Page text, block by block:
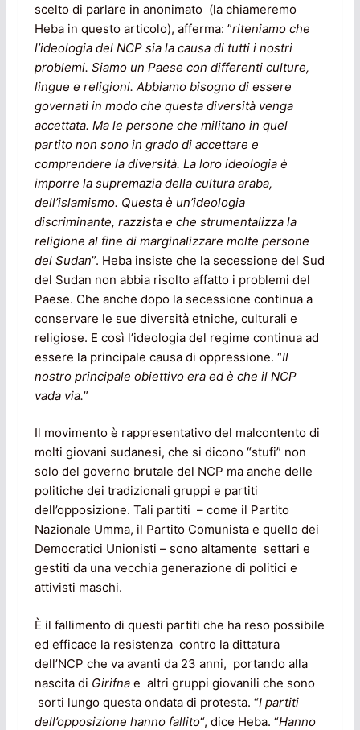
scelto di parlare in anonimato (la chiameremo
Heba in questo articolo), afferma: ”riteniamo che
l’ideologia del NCP sia la causa di tutti i nostri
problemi. Siamo un Paese con differenti culture,
lingue e religioni. Abbiamo bisogno di essere
governati in modo che questa diversità venga
accettata. Ma le persone che militano in quel
partito non sono in grado di accettare e
comprendere la diversità. La loro ideologia è
imporre la supremazia della cultura araba,
dell’islamismo. Questa è un’ideologia
discriminante, razzista e che strumentalizza la
religione al fine di marginalizzare molte persone
del Sudan”. Heba insiste che la secessione del Sud
del Sudan non abbia risolto affatto i problemi del
Paese. Che anche dopo la secessione continua a
conservare le sue diversità etniche, culturali e
religiose. E così l’ideologia del regime continua ad
essere la principale causa di oppressione. “Il
nostro principale obiettivo era ed è che il NCP
vada via.”
Il movimento è rappresentativo del malcontento di
molti giovani sudanesi, che si dicono “stufi” non
solo del governo brutale del NCP ma anche delle
politiche dei tradizionali gruppi e partiti
dell’opposizione. Tali partiti – come il Partito
Nazionale Umma, il Partito Comunista e quello dei
Democratici Unionisti – sono altamente settari e
gestiti da una vecchia generazione di politici e
attivisti maschi.
È il fallimento di questi partiti che ha reso possibile
ed efficace la resistenza contro la dittatura
dell’NCP che va avanti da 23 anni, portando alla
nascita di Girifnae altri gruppi giovanili che sono
sorti lungo questa ondata di protesta. “I partiti
dell’opposizione hanno fallito“, dice Heba. “Hanno